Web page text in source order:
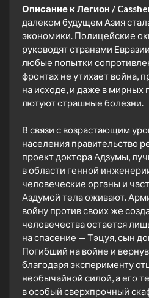
Описание к Легион /
далеком будущем Азия
экономики. Полицейские
руководят странами
любые попытки
фронтах не утихает война,
на исходе, и даже в мирных
лютуют страшные болезни.
В связи с возрастающим
населения правительство
проект доктора Адзумы,
в области генной
человеческие органы и
Аздумой тела оживают.
войну против своих же
человечества остается
на спасение — Тэцуя, сын
Погибший на войне и
благодаря эксперименту
необычайной силой, а его
в особый сверхпрочный